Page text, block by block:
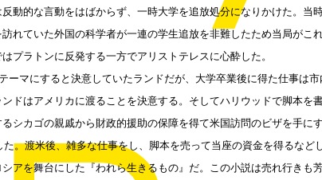
動的な言動をはばからず、一時大学を追放処分になりかけた。当
れていた外国の科学者が一連の学生追放を非難したため当局がこ
プラトンに反発する一方でアリストテレスに心酔した。
ーマにすると決意していたランドだが、大学卒業後に得た仕事は
ドはアメリカに渡ることを決意する。そしてハリウッドで脚本を
シカゴの親戚から財政的援助の保障を得て米国訪問のビザを手に
。渡米後、雑多な仕事をし、脚本を売って当座の資金を得るな
アを舞台にした『われら生きるもの』だ。この小説は売れ行きも